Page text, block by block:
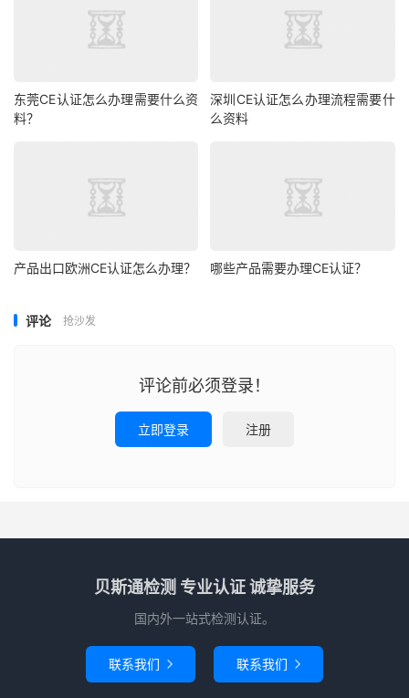
东莞CE认证怎么办理需要什么资
料？
深圳CE认证怎么办理流程需要什
么资料
产品出口欧洲CE认证怎么办理？ 哪些产品需要办理CE认证？
评论 抢沙发
评论前必须登录！
立即登录 注册
贝斯通检测 专业认证 诚挚服务
国内外一站式检测认证。
联系我们  联系我们 